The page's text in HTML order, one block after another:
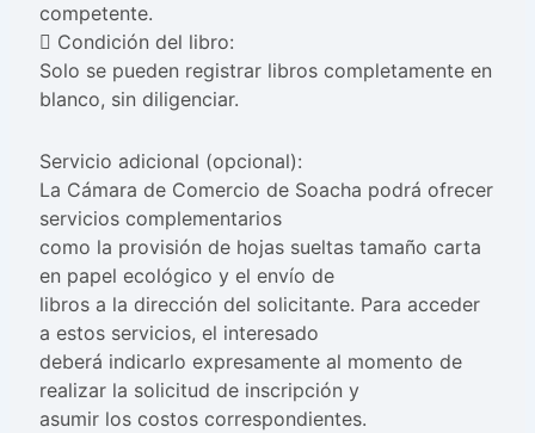
competente.
 Condición del libro:
Solo se pueden registrar libros completamente en
blanco, sin diligenciar.
Servicio adicional (opcional):
La Cámara de Comercio de Soacha podrá ofrecer
servicios complementarios
como la provisión de hojas sueltas tamaño carta
en papel ecológico y el envío de
libros a la dirección del solicitante. Para acceder
a estos servicios, el interesado
deberá indicarlo expresamente al momento de
realizar la solicitud de inscripción y
asumir los costos correspondientes.